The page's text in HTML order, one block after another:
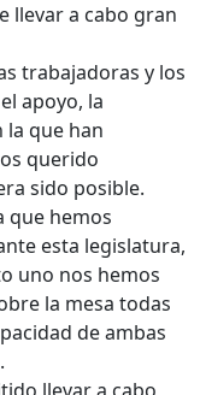
llevar a cabo gran
trabajadoras y los
apoyo, la
la que han
querido
sido posible.
que hemos
esta legislatura,
uno nos hemos
la mesa todas
de ambas